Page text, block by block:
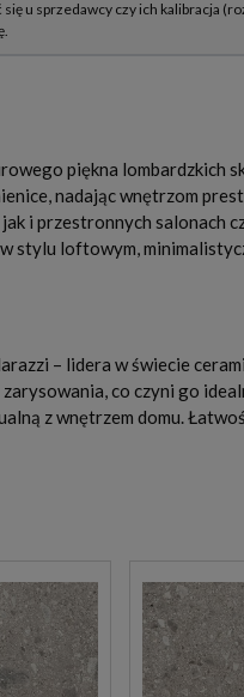
piękna lombardzkich
nadając wnętrzom
i przestronnych salonach
stylu loftowym,
– lidera w świecie
co czyni go
z wnętrzem domu.